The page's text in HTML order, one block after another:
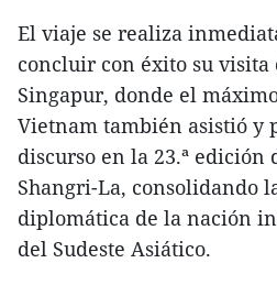
El viaje se realiza
concluir con éxito su visita
Singapur, donde el
Vietnam también asistió y
discurso en la 23.ª edición
Shangri-La, consolidando
diplomática de la nación
del Sudeste Asiático.